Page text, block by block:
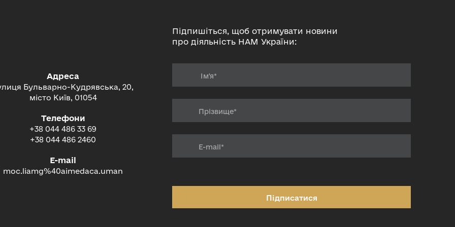
Адреса
Бульварно-Кудрявська, 20,
місто Київ, 01054
Телефони
+38 044 486 33 69
+38 044 486 2460
E-mail
moc.liamg%40aimedaca.uman
Підпишіться, щоб отримувати новини
про діяльність НАМ України:
Підписатися